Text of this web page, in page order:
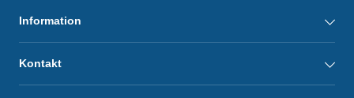
Information
Kontakt